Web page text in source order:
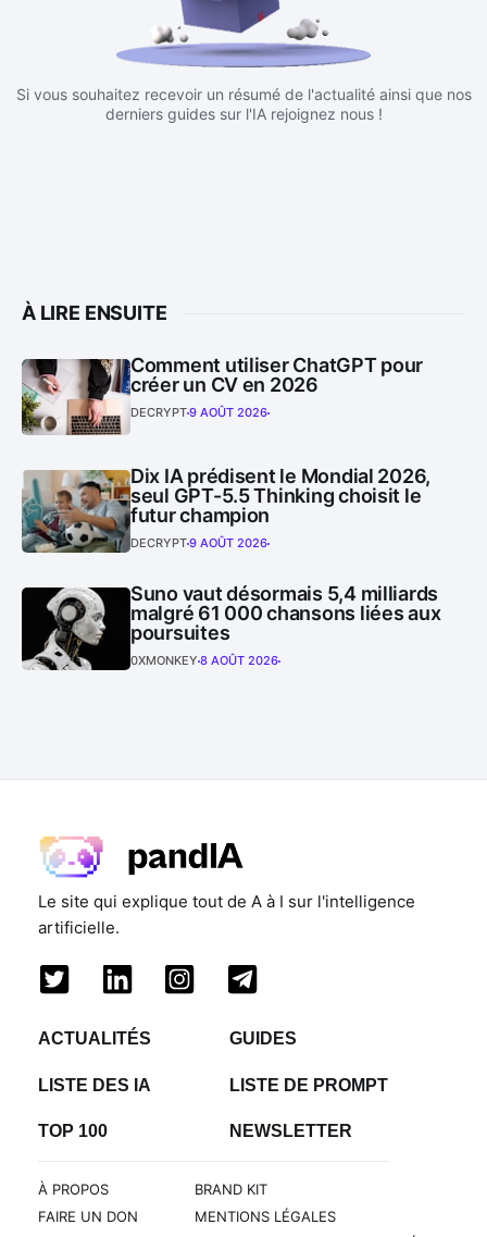
Si vous souhaitez recevoir un résumé de l'actualité ainsi que nos
derniers guides sur l'IA rejoignez nous !
À LIRE ENSUITE
Comment utiliser ChatGPT pour
créer un CV en 2026
DECRYPT9 AOÛT 2026
Dix IA prédisent le Mondial 2026,
seul GPT-5.5 Thinking choisit le
futur champion
DECRYPT9 AOÛT 2026
Suno vaut désormais 5,4 milliards
malgré 61 000 chansons liées aux
poursuites
0XMONKEY 8 AOÛT 2026
Le site qui explique tout de A à I sur l'intelligence
artificielle.
ACTUALITÉS GUIDES
LISTE DES IA LISTE DE PROMPT
TOP 100 NEWSLETTER
À PROPOS
FAIRE UN DON
BRAND KIT
MENTIONS LÉGALES